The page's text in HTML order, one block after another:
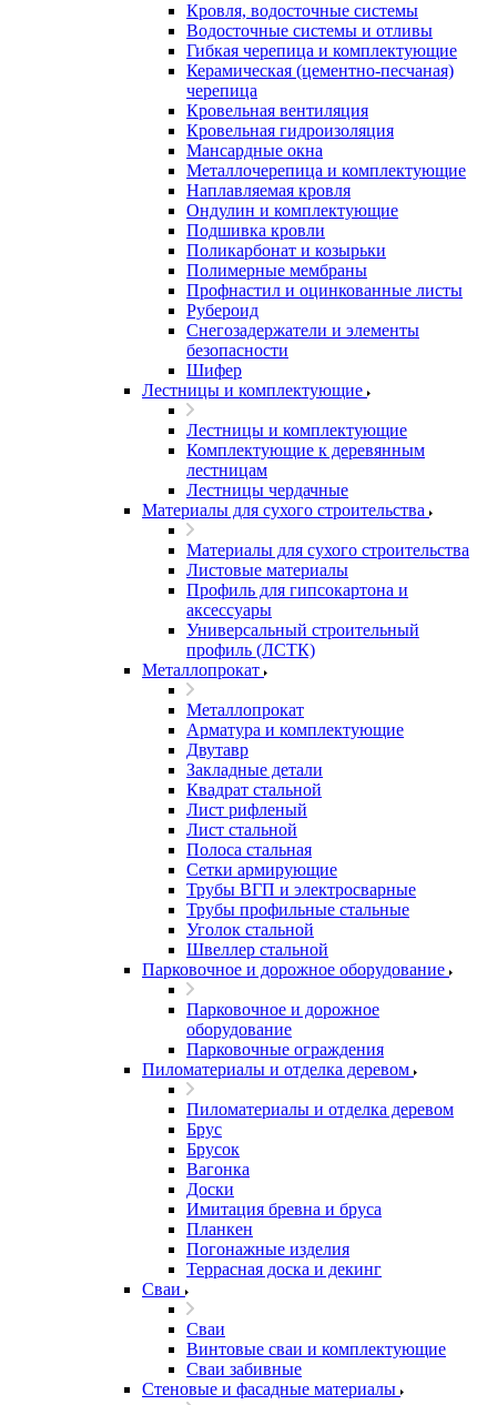
Кровля, водосточные системы
Водосточные системы и отливы
Гибкая черепица и комплектующие
Керамическая (цементно-песчаная)
черепица
Кровельная вентиляция
Кровельная гидроизоляция
Мансардные окна
Металлочерепица и комплектующие
Наплавляемая кровля
Ондулин и комплектующие
Подшивка кровли
Поликарбонат и козырьки
Полимерные мембраны
Профнастил и оцинкованные листы
Рубероид
Снегозадержатели и элементы
безопасности
Шифер
Лестницы и комплектующие
Лестницы и комплектующие
Комплектующие к деревянным
лестницам
Лестницы чердачные
Материалы для сухого строительства
Материалы для сухого строительства
Листовые материалы
Профиль для гипсокартона и
аксессуары
Универсальный строительный
профиль (ЛСТК)
Металлопрокат
Металлопрокат
Арматура и комплектующие
Двутавр
Закладные детали
Квадрат стальной
Лист рифленый
Лист стальной
Полоса стальная
Сетки армирующие
Трубы ВГП и электросварные
Трубы профильные стальные
Уголок стальной
Швеллер стальной
Парковочное и дорожное оборудование
Парковочное и дорожное
оборудование
Парковочные ограждения
Пиломатериалы и отделка деревом
Пиломатериалы и отделка деревом
Брус
Брусок
Вагонка
Доски
Имитация бревна и бруса
Планкен
Погонажные изделия
Террасная доска и декинг
Сваи
Сваи
Винтовые сваи и комплектующие
Сваи забивные
Стеновые и фасадные материалы